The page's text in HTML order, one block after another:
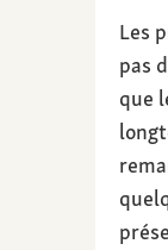
Les
pas
que